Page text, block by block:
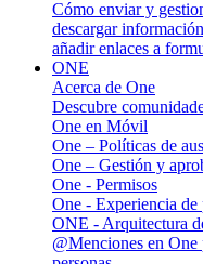
Cómo enviar y
descargar
añadir enlaces a
ONE
Acerca de One
Descubre
One en Móvil
One – Políticas de
One – Gestión y
One - Permisos
One - Experiencia
ONE - Arquitectura
@Menciones en One